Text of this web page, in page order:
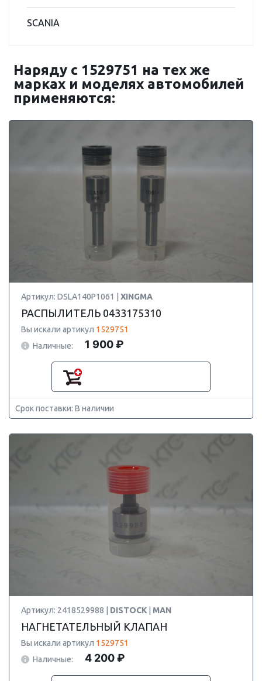
SCANIA
Наряду с 1529751 на тех же
марках и моделях автомобилей
применяются:
Артикул: DSLA140P1061 | XINGMA
РАСПЫЛИТЕЛЬ 0433175310
Вы искали артикул 1529751
Наличные:
1 900 ₽
Срок поставки: В наличии
Артикул: 2418529988 | DISTOCK MAN
НАГНЕТАТЕЛЬНЫЙ КЛАПАН
Вы искали артикул 1529751
Наличные:
4 200 ₽